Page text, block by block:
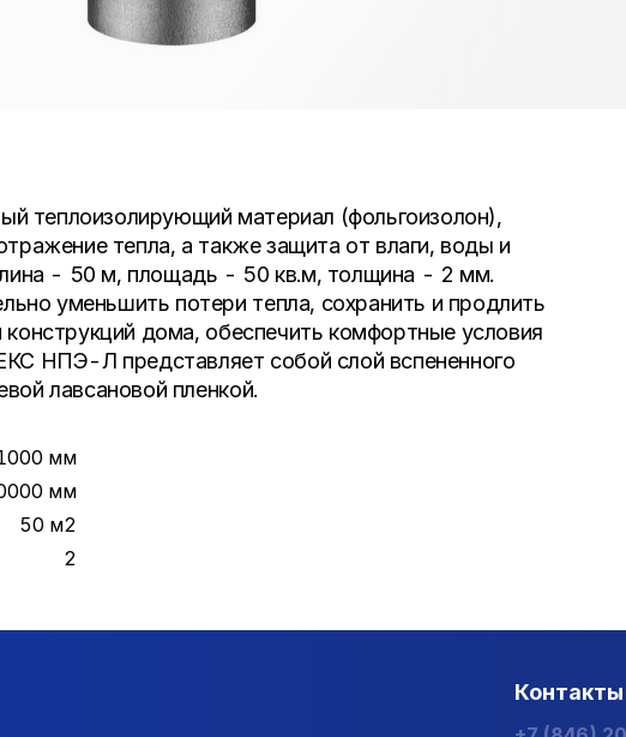
теплоизолирующий материал (фольгоизолон),
тепла, а также защита от влаги, воды и
- 50 м, площадь - 50 кв.м, толщина - 2 мм.
уменьшить потери тепла, сохранить и продлить
дома, обеспечить комфортные условия
НПЭ-Л представляет собой слой вспененного
лавсановой пленкой.
мм
мм
50 м2
2
Контакты